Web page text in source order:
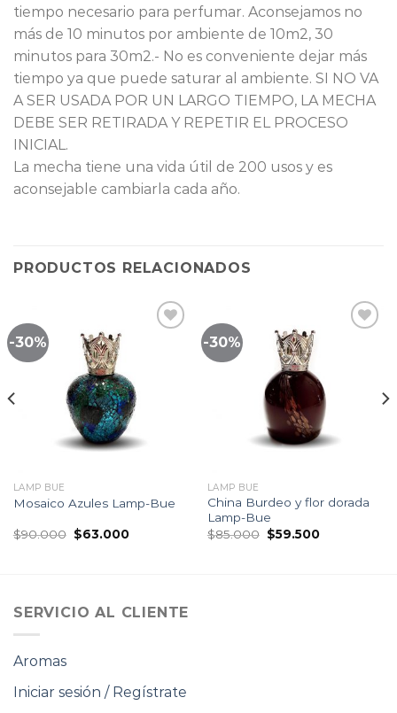
tiempo necesario para perfumar. Aconsejamos no
más de 10 minutos por ambiente de 10m2, 30
minutos para 30m2.- No es conveniente dejar más
tiempo ya que puede saturar al ambiente. SI NO VA
A SER USADA POR UN LARGO TIEMPO, LA MECHA
DEBE SER RETIRADA Y REPETIR EL PROCESO
INICIAL.
La mecha tiene una vida útil de 200 usos y es
aconsejable cambiarla cada año.
PRODUCTOS RELACIONADOS
-30%
seguimiento
LAMP BUE
Mosaico Azules Lamp-Bue
$90.000 El
precio
$63.000El
-30%
seguimiento
LAMP BUE
China Burdeo y flor dorada
Lamp-Bue
$85.000 El
precio
$59.500El
SERVICIO AL CLIENTE
Aromas
Iniciar sesión / Regístrate